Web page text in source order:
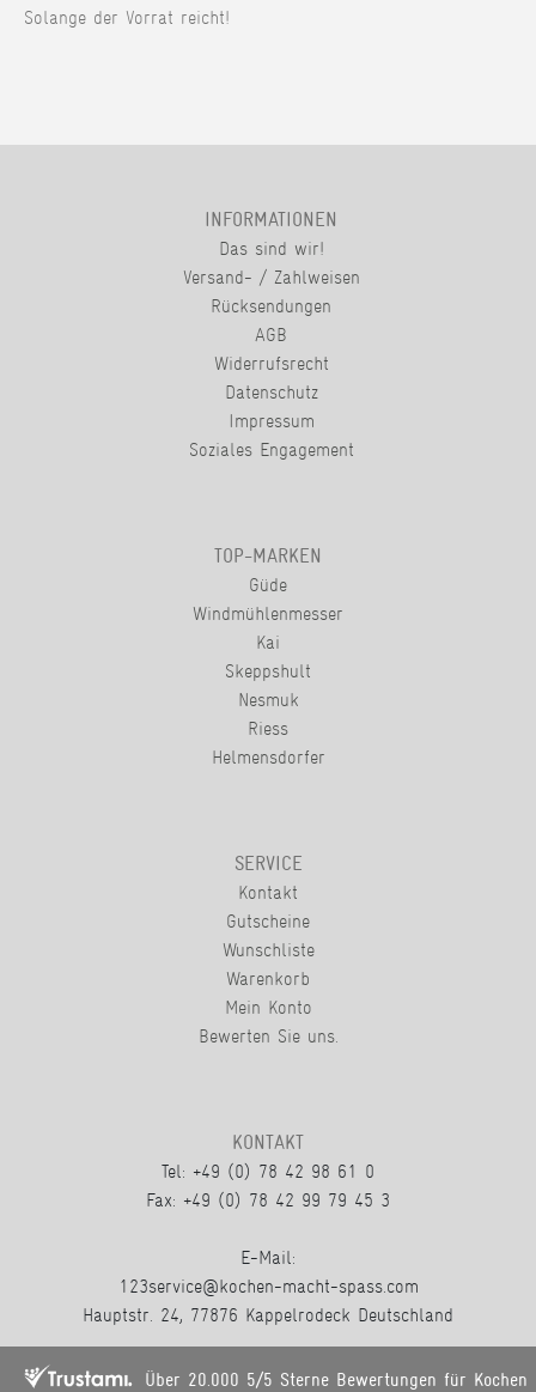
Solange der Vorrat reicht!
INFORMATIONEN
Das sind wir!
Versand- / Zahlweisen
Rücksendungen
AGB
Widerrufsrecht
Datenschutz
Impressum
Soziales Engagement
TOP-MARKEN
Güde
Windmühlenmesser
Kai
Skeppshult
Nesmuk
Riess
Helmensdorfer
SERVICE
Kontakt
Gutscheine
Wunschliste
Warenkorb
Mein Konto
Bewerten Sie uns.
KONTAKT
Tel: +49 (0) 78 42 98 61 0
Fax: +49 (0) 78 42 99 79 45 3
E-Mail:
123service@kochen-macht-spass.com
Hauptstr. 24, 77876 Kappelrodeck Deutschland
Über 20.000 5/5 Sterne Bewertungen für Kochen